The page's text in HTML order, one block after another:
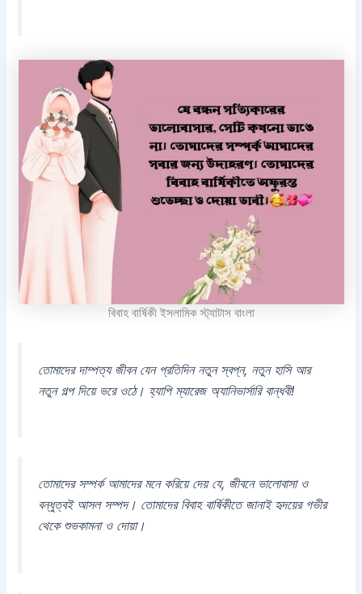
বিবাহ বার্ষিকী ইসলামিক স্ট্যাটাস বাংলা
তোমাদের দাম্পত্য জীবন যেন প্রতিদিন নতুন স্বপ্ন, নতুন হাসি আর
নতুন গল্প দিয়ে ভরে ওঠে। হ্যাপি ম্যারেজ অ্যানিভার্সারি বান্ধবী!
তোমাদের সম্পর্ক আমাদের মনে করিয়ে দেয় যে, জীবনে ভালোবাসা ও
বন্ধুত্বই আসল সম্পদ। তোমাদের বিবাহ বার্ষিকীতে জানাই হৃদয়ের গভীর
থেকে শুভকামনা ও দোয়া।